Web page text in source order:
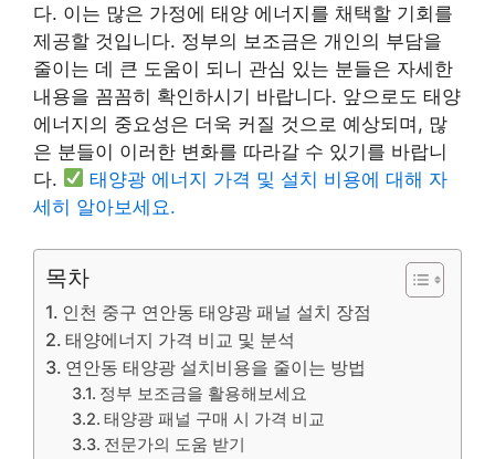
다. 이는 많은 가정에 태양 에너지를 채택할 기회를
제공할 것입니다. 정부의 보조금은 개인의 부담을
줄이는 데 큰 도움이 되니 관심 있는 분들은 자세한
내용을 꼼꼼히 확인하시기 바랍니다. 앞으로도 태양
에너지의 중요성은 더욱 커질 것으로 예상되며, 많
은 분들이 이러한 변화를 따라갈 수 있기를 바랍니
다.
태양광 에너지 가격 및 설치 비용에 대해 자
세히 알아보세요.
목차
인천 중구 연안동 태양광 패널 설치 장점
태양에너지 가격 비교 및 ​​분석
연안동 태양광 설치비용을 줄이는 방법
정부 보조금을 활용해보세요
태양광 패널 구매 시 가격 비교
전문가의 도움 받기